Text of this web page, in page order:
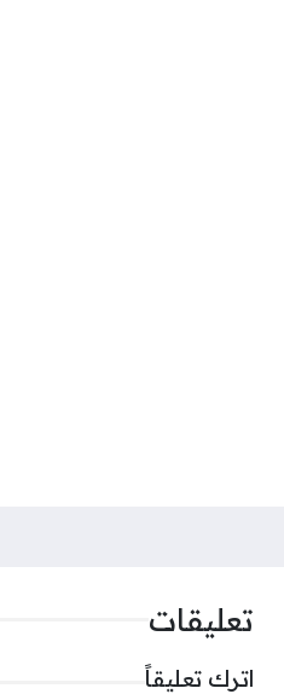
تعليقات
اترك تعليقاً